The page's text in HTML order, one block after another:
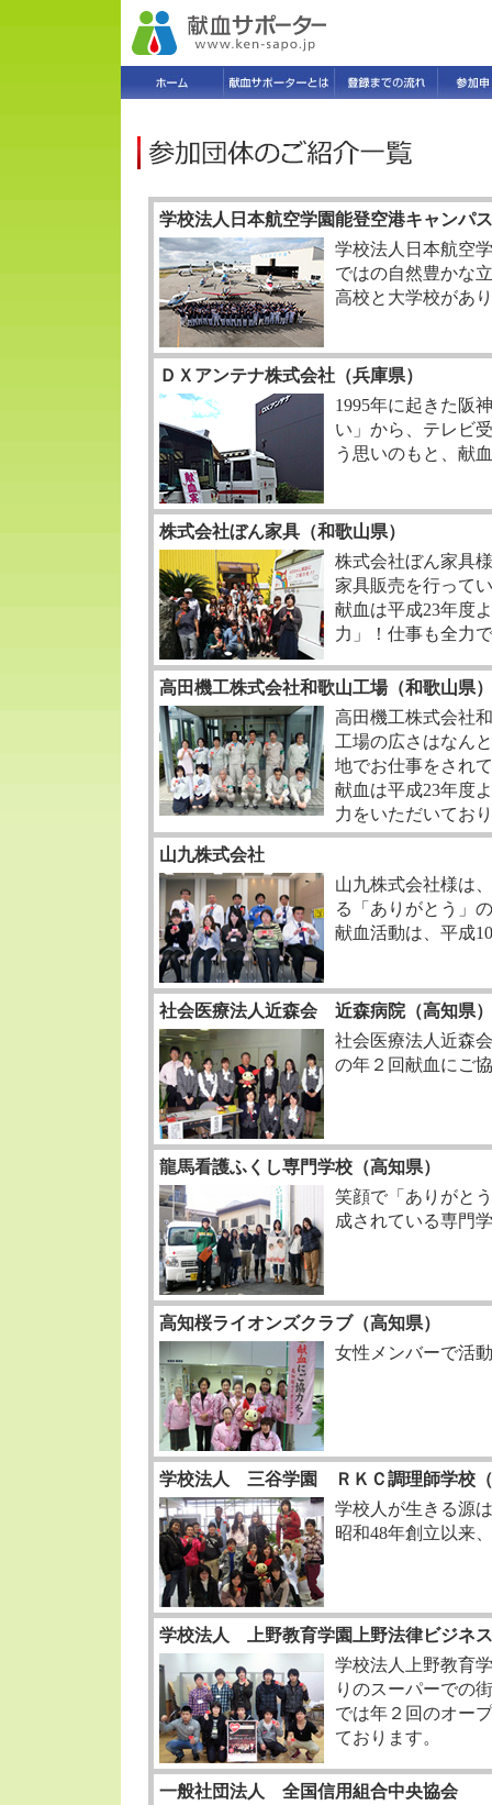
学校法人日本航空学園能登空港キャンパ
学校法人日本航空
ではの自然豊かな
高校と大学校があ
ＤＸアンテナ株式会社（兵庫県）
1995年に起きた阪
い」から、テレビ
う思いのもと、献
株式会社ぼん家具（和歌山県）
株式会社ぼん家具
家具販売を行って
献血は平成23年度
力」！仕事も全力
高田機工株式会社和歌山工場（和歌山県）
高田機工株式会社
工場の広さはなん
地でお仕事をされ
献血は平成23年度
力をいただいてお
山九株式会社
山九株式会社様は
る「ありがとう」
献血活動は、平成
社会医療法人近森会 近森病院（高知県）
社会医療法人近森
の年２回献血にご
龍馬看護ふくし専門学校（高知県）
笑顔で「ありがと
成されている専門
高知桜ライオンズクラブ（高知県）
女性メンバーで活
学校法人 三谷学園 ＲＫＣ調理師学校
学校人が生きる源
昭和48年創立以来
学校法人 上野教育学園上野法律ビジネ
学校法人上野教育
りのスーパーでの
では年２回のオー
ております。
一般社団法人 全国信用組合中央協会